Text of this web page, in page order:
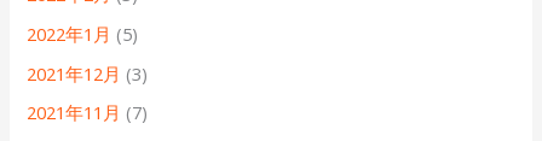
2022年1月 (5)
2021年12月 (3)
2021年11月 (7)